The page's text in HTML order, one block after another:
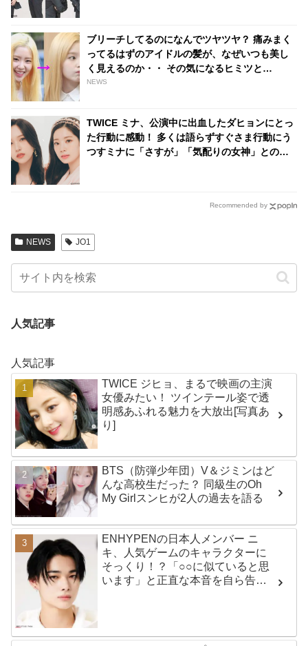
ブリーチしてるのになんでツヤツヤ？ 痛みまく
ってるはずのアイドルの髪が、なぜいつも美し
く見えるのか・・ その気になるヒミツと
は・・？
NEWS
TWICE ミナ、公演中に出血したダヒョンにとっ
た行動に感動！ 多くは語らずすぐさま行動にう
つすミナに「さすが」「気配りの女神」との声
Recommended by
NEWS JO1
人気記事
人気記事
TWICE ジヒョ、まるで映画の主演
女優みたい！ ツインテール姿で透
明感あふれる魅力を大放出[写真あ
り]
BTS（防弾少年団）V＆ジミンはど
んな高校生だった？ 同級生のOh
My Girlスンヒが2人の過去を語る
ENHYPENの日本人メンバー ニ
キ、人気ゲームのキャラクターに
そっくり！？「○○に似ていると思
います」と正直な本音を自ら告